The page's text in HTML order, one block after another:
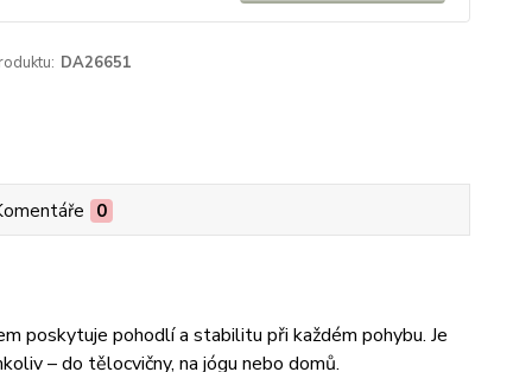
DA26651
0
poskytuje pohodlí a stabilitu při každém pohybu. Je
– do tělocvičny, na jógu nebo domů.